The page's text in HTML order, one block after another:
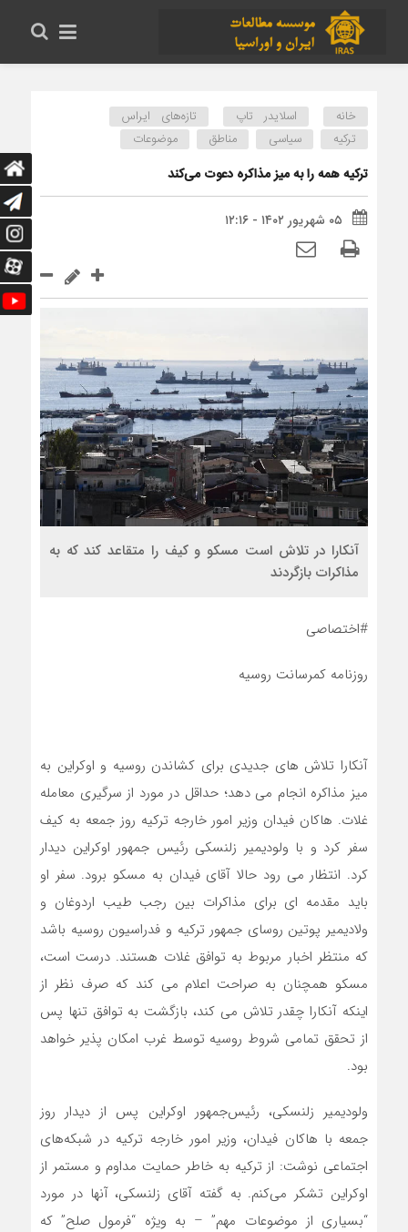
خانه اسلایدر تاپ
تازه‌های ایراس
ترکیه
سیاسی مناطق موضوعات
ترکیه همه را به میز مذاکره دعوت می‌کند
۰۵ شهریور ۱۴۰۲ - ۱۲:۱۶
آنکارا در تلاش است مسکو و کیف را متقاعد کند که به
مذاکرات بازگردند
#اختصاصی
روزنامه کمرسانت روسیه
آنکارا تلاش های جدیدی برای کشاندن روسیه و اوکراین به
میز مذاکره انجام می دهد؛ حداقل در مورد از سرگیری معامله
غلات. هاکان فیدان وزیر امور خارجه ترکیه روز جمعه به کیف
سفر کرد و با ولودیمیر زلنسکی رئیس جمهور اوکراین دیدار
کرد. انتظار می رود حالا آقای فیدان به مسکو برود. سفر او
باید مقدمه ای برای مذاکرات بین رجب طیب اردوغان و
ولادیمیر پوتین روسای جمهور ترکیه و فدراسیون روسیه باشد
که منتظر اخبار مربوط به توافق غلات هستند. درست است،
مسکو همچنان به صراحت اعلام می کند که صرف نظر از
اینکه آنکارا چقدر تلاش می کند، بازگشت به توافق تنها پس
از تحقق تمامی شروط روسیه توسط غرب امکان پذیر خواهد
بود.
ولودیمیر زلنسکی، رئیس‌جمهور اوکراین پس از دیدار روز
جمعه با هاکان فیدان، وزیر امور خارجه ترکیه در شبکه‌های
اجتماعی نوشت: از ترکیه به خاطر حمایت مداوم و مستمر از
اوکراین تشکر می‌کنم. به گفته آقای زلنسکی، آنها در مورد
“بسیاری از موضوعات مهم” – به ویژه “فرمول صلح” که